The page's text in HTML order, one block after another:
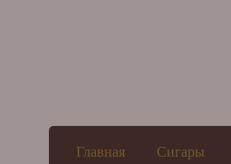
Главная
Сигары